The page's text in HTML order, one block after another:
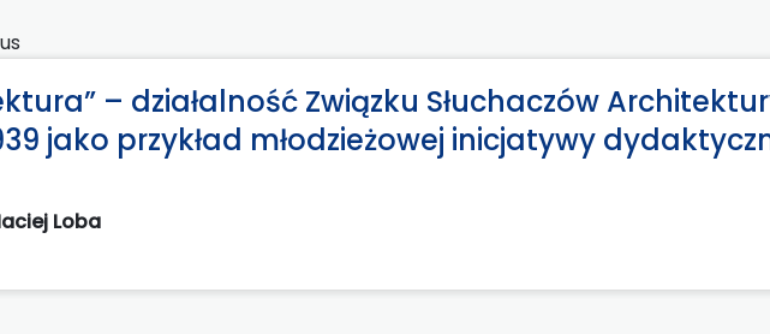
– działalność Związku Słuchaczów
jako przykład młodzieżowej inicjatywy
Loba